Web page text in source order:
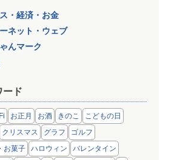
・経済・お金
ネット・ウェブ
んマーク
ード
お正月 お酒 きのこ
こどもの日
クリスマス グラフ
ゴルフ
お菓子
ハロウィン
バレンタイン